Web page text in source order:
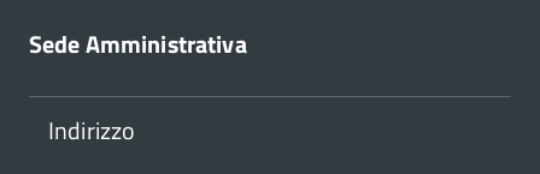
Sede Amministrativa
Indirizzo